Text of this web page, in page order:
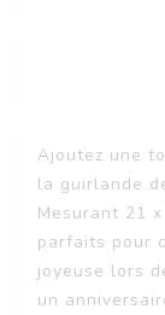
Ajoutez une
la guirlande
Mesurant 21
parfaits pour
joyeuse lors
un